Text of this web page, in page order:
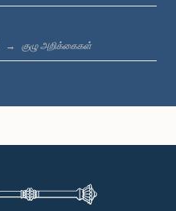
குழு அறிக்கைகள்